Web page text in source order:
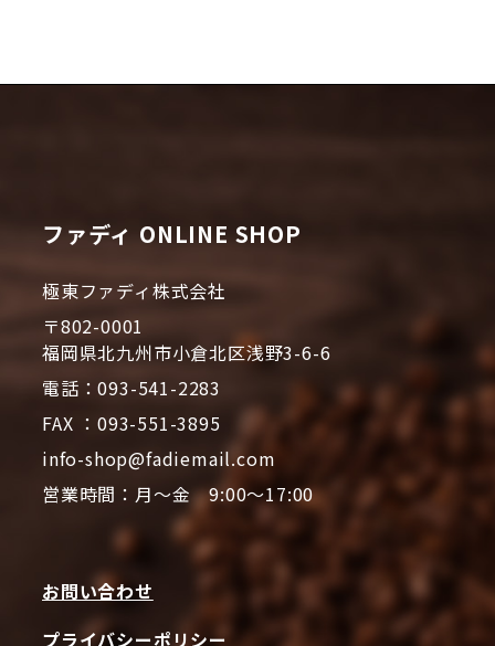
ファディ ONLINE SHOP
極東ファディ株式会社
〒802-0001
福岡県北九州市小倉北区浅野3-6-6
電話：093-541-2283
FAX ：093-551-3895
info-shop@fadiemail.com
営業時間：月～金 9:00～17:00
お問い合わせ
プライバシーポリシー